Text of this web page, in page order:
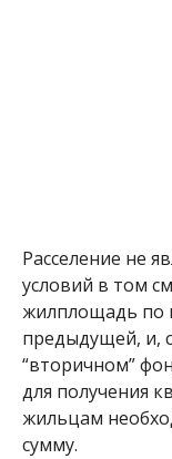
Расселение не
условий в том
жилплощадь по
предыдущей, и,
“вторичном”
для получения
жильцам
сумму.